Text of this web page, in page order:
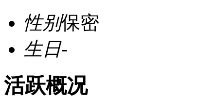
性别保密
生日-
活跃概况